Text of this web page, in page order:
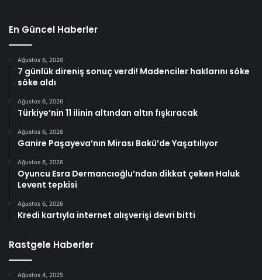
En Güncel Haberler
Ağustos 6, 2026
7 günlük direniş sonuç verdi! Madenciler haklarını söke
söke aldı
Ağustos 6, 2026
Türkiye’nin 11 ilinin altından altın fışkıracak
Ağustos 6, 2026
Ganire Paşayeva’nın Mirası Bakü’de Yaşatılıyor
Ağustos 6, 2026
Oyuncu Esra Dermancıoğlu’ndan dikkat çeken Haluk
Levent tepkisi
Ağustos 6, 2026
Kredi kartıyla internet alışverişi devri bitti
Rastgele Haberler
Ağustos 4, 2025